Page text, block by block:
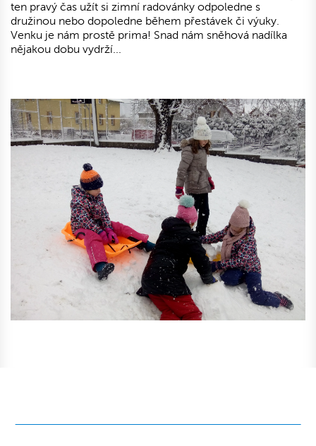
ten pravý čas užít si zimní radovánky odpoledne s
družinou nebo dopoledne během přestávek či výuky.
Venku je nám prostě prima! Snad nám sněhová nadílka
nějakou dobu vydrží...